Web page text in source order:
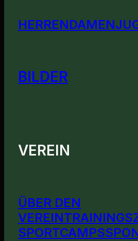
HERRENDAMEN
BILDER
VEREIN
ÜBER DEN
VEREIN
SPORTCAMPS